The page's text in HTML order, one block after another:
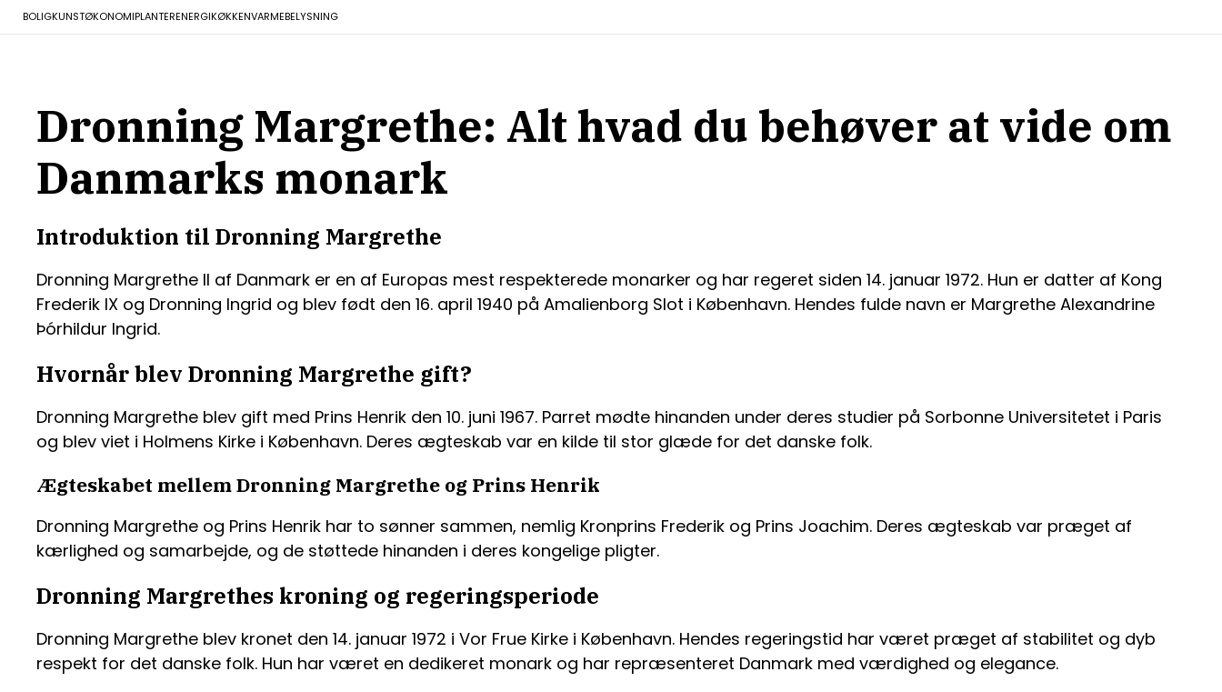
BOLIGKUNSTØKONOMIPLANTERENERGIKØKKENVARMEBELYSNING
Dronning Margrethe: Alt hvad du behøver at vide om
Danmarks monark
Introduktion til Dronning Margrethe
Dronning Margrethe II af Danmark er en af Europas mest respekterede monarker og har regeret siden 14. januar 1972. Hun er datter af Kong
Frederik IX og Dronning Ingrid og blev født den 16. april 1940 på Amalienborg Slot i København. Hendes fulde navn er Margrethe Alexandrine
Þórhildur Ingrid.
Hvornår blev Dronning Margrethe gift?
Dronning Margrethe blev gift med Prins Henrik den 10. juni 1967. Parret mødte hinanden under deres studier på Sorbonne Universitetet i Paris
og blev viet i Holmens Kirke i København. Deres ægteskab var en kilde til stor glæde for det danske folk.
Ægteskabet mellem Dronning Margrethe og Prins Henrik
Dronning Margrethe og Prins Henrik har to sønner sammen, nemlig Kronprins Frederik og Prins Joachim. Deres ægteskab var præget af
kærlighed og samarbejde, og de støttede hinanden i deres kongelige pligter.
Dronning Margrethes kroning og regeringsperiode
Dronning Margrethe blev kronet den 14. januar 1972 i Vor Frue Kirke i København. Hendes regeringstid har været præget af stabilitet og dyb
respekt for det danske folk. Hun har været en dedikeret monark og har repræsenteret Danmark med værdighed og elegance.